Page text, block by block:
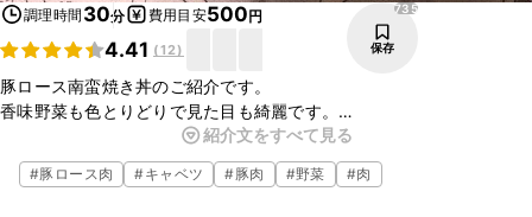
調理時間 30分 費用目安500円
4.41 (12)
735
保存
豚ロース南蛮焼き丼のご紹介です。
香味野菜も色とりどりで見た目も綺麗です。
さっぱりしているので食欲のないときにとってもおすすめです。
タルタルソース添えるとなお美味しいですよ。
ぜひお試しくださいね。
紹介文をすべて見る
#豚ロース肉 #キャベツ #豚肉 #野菜 #肉